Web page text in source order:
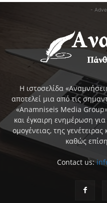
-
Η ιστοσελίδα
αποτελεί μια από τις
«Anamniseis Media
και έγκαιρη ενημέρωση
ομογένειας, της
καθώς
Contact us: